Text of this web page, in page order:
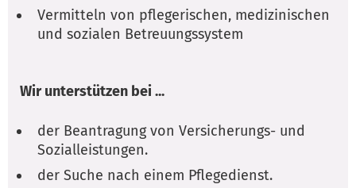
Vermitteln von pflegerischen, medizinischen
und sozialen Betreuungssystem
Wir unterstützen bei ...
der Beantragung von Versicherungs- und
Sozialleistungen.
der Suche nach einem Pflegedienst.